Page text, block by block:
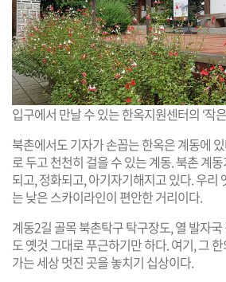
입구에서 만날 수 있는 한옥지원센터의 ‘작
북촌에서도 기자가 손꼽는 한옥은 계동에
로 두고 천천히 걸을 수 있는 계동. 북촌 계
되고, 정화되고, 아기자기해지고 있다. 우리
는 낮은 스카이라인이 편안한 거리이다.
계동2길 골목 북촌탁구 탁구장도, 열 발자
도 옛것 그대로 푸근하기만 하다. 여기, 그
가는 세상 멋진 곳을 놓치기 십상이다.